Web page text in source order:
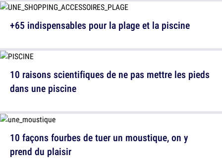
+65 indispensables pour la plage et la piscine
10 façons fourbes de tuer un moustique, on y
prend du plaisir
10 raisons scientifiques de ne pas mettre les pieds
dans une piscine